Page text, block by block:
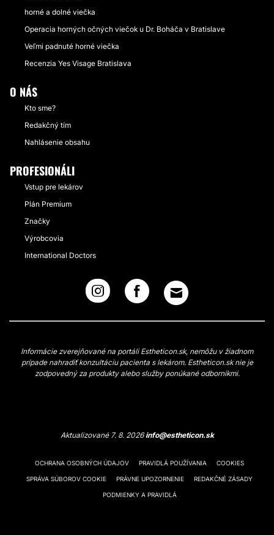
horné a dolné viečka
Operacia horných očných viečok u Dr. Boháča v Bratislave
Veľmi padnuté horné viečka
Recenzia Yes Visage Bratislava
O NÁS
Kto sme?
Redakčný tím
Nahlásenie obsahu
PROFESIONÁLI
Vstup pre lekárov
Plán Premium
Značky
Výrobcovia
International Doctors
Informácie zverejňované na portáli Estheticon.sk, nemôžu v žiadnom
prípade nahradiť konzultáciu pacienta s lekárom. Estheticon.sk nie je
zodpovedný za produkty alebo služby ponúkané odborníkmi.
Aktualizované 7. 8. 2026info@estheticon.sk
OCHRANA OSOBNÝCH ÚDAJOV PRAVIDLÁ POUŽÍVANIA COOKIES
SPRÁVA SÚBOROV COOKIE PRÁVNE UPOZORNENIE REDAKČNÉ ZÁSADY
PODMIENKY A PRAVIDLÁ